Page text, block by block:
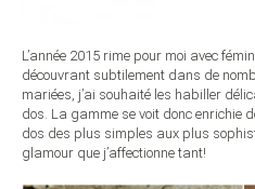
L’année 2015 rime pour moi avec
découvrant subtilement dans de
mariées, j’ai souhaité les habiller
dos. La gamme se voit donc enrichie
dos des plus simples aux plus
glamour que j’affectionne tant!